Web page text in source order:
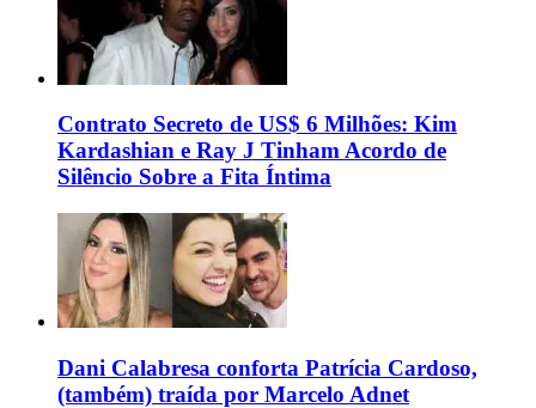
Contrato Secreto de US$ 6 Milhões: Kim
Kardashian e Ray J Tinham Acordo de
Silêncio Sobre a Fita Íntima
Dani Calabresa conforta Patrícia Cardoso,
(também) traída por Marcelo Adnet